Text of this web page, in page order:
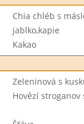
Chia chléb s
jablko,kapie
Kakao
Zeleninová s
Hovězí